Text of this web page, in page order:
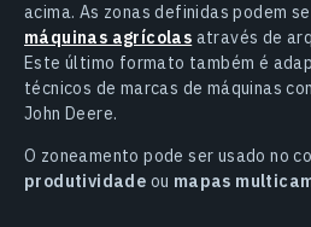
acima. As zonas definidas podem
máquinas agrícolas através de
Este último formato também é
técnicos de marcas de máquinas
John Deere.
O zoneamento pode ser usado no
produtividade ou mapas